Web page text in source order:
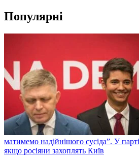
Популярні
матимемо надійнішого сусіда”. У
якщо росіяни захоплять Київ